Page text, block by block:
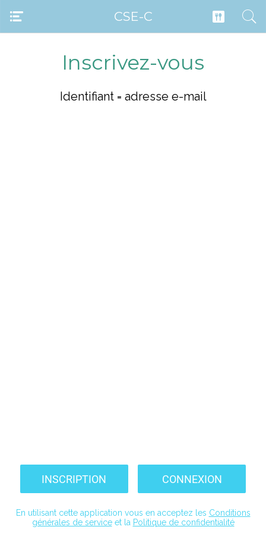
CSE-C
Inscrivez-vous
Identifiant = adresse e-mail
INSCRIPTION CONNEXION
En utilisant cette application vous en acceptez les Conditions
générales de serviceet la Politique de confidentialité